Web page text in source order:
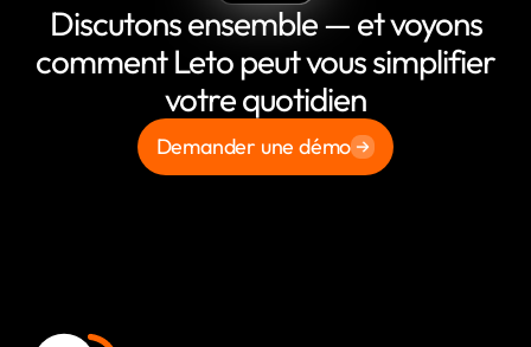
Discutons ensemble — et voyons
comment Leto peut vous simplifier
votre quotidien
Demander une démo